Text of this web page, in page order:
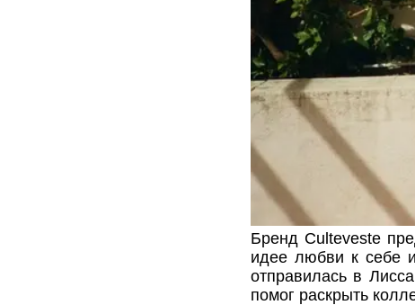
Бренд Culteveste
идее любви к себе
отправилась в
помог раскрыть